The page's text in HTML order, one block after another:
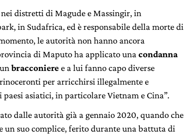
distretti di Magude e Massingir, in
in Sudafrica, ed è responsabile della morte di
le autorità non hanno ancora
di Maputo ha applicato una condanna
unbracconieree a lui fanno capo diverse
per arricchirsi illegalmente e
asiatici, in particolare Vietnam e Cina”.
dalle autorità già a gennaio 2020, quando che
un suo complice, ferito durante una battuta di